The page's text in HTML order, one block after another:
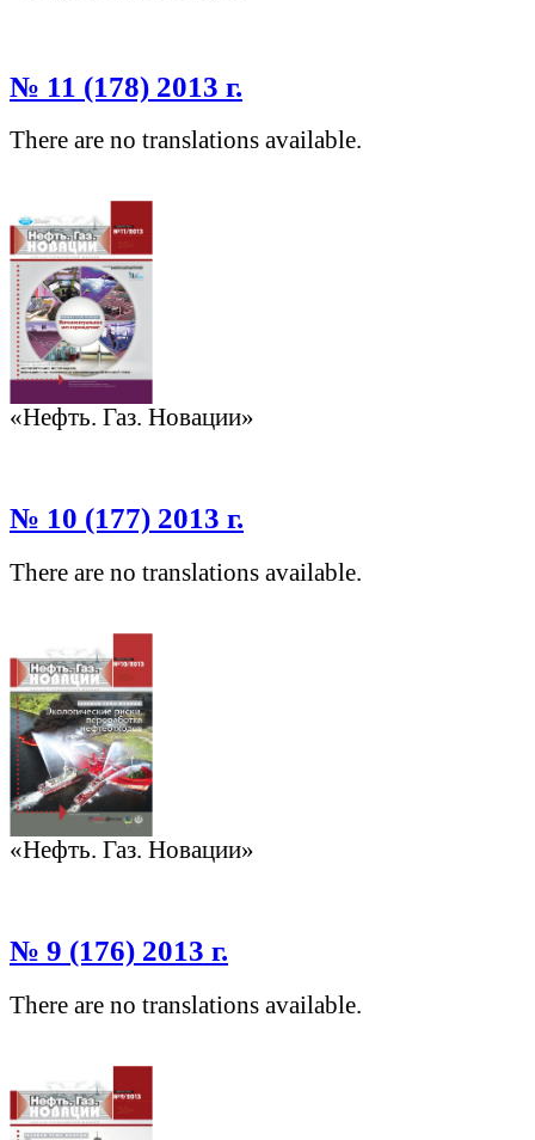
№ 11 (178) 2013 г.
There are no translations available.
«Нефть. Газ. Новации»
№ 10 (177) 2013 г.
There are no translations available.
«Нефть. Газ. Новации»
№ 9 (176) 2013 г.
There are no translations available.